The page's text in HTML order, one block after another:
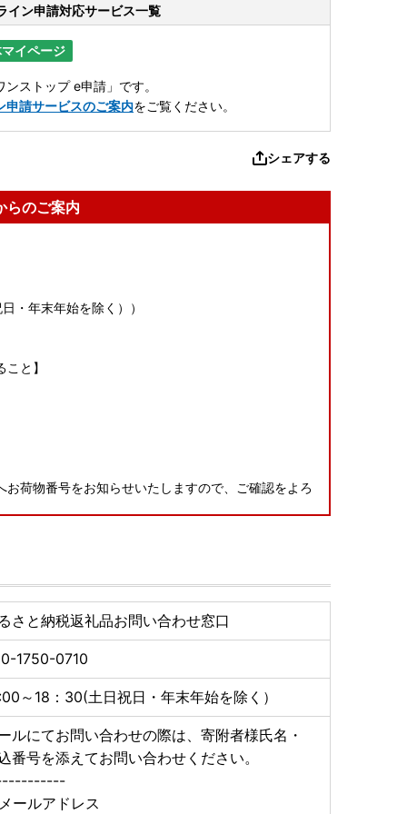
イン申請対応サービス一覧
イページ
ストップ e申請」です。
申請サービスのご案内をご覧ください。
シェアする
らのご案内
・年末年始を除く））
と】
荷物番号をお知らせいたしますので、ご確認をよろ
さと納税返礼品お問い合わせ窓口
1750-0710
～18：30(土日祝日・年末年始を除く）
ルにてお問い合わせの際は、寄附者様氏名・
番号を添えてお問い合わせください。
ールアドレス